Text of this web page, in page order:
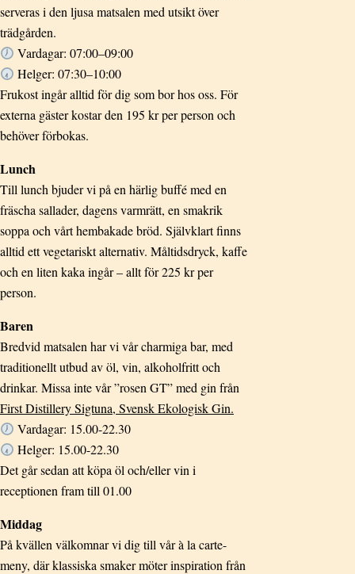
serveras i den ljusa matsalen med utsikt över
trädgården.
Vardagar: 07:00–09:00
Helger: 07:30–10:00
Frukost ingår alltid för dig som bor hos oss. För
externa gäster kostar den 195 kr per person och
behöver förbokas.
Lunch
Till lunch bjuder vi på en härlig buffé med en
fräscha sallader, dagens varmrätt, en smakrik
soppa och vårt hembakade bröd. Självklart finns
alltid ett vegetariskt alternativ. Måltidsdryck, kaffe
och en liten kaka ingår – allt för 225 kr per
person.
Baren
Bredvid matsalen har vi vår charmiga bar, med
traditionellt utbud av öl, vin, alkoholfritt och
drinkar. Missa inte vår ”rosen GT” med gin från
First Distillery Sigtuna, Svensk Ekologisk Gin.
Vardagar: 15.00-22.30
Helger: 15.00-22.30
Det går sedan att köpa öl och/eller vin i
receptionen fram till 01.00
Middag
På kvällen välkomnar vi dig till vår à la carte-
meny, där klassiska smaker möter inspiration från